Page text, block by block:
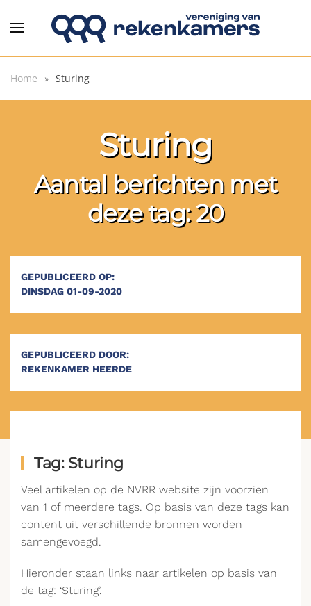
Overslaan en naar de inhoud gaan
Home Sturing
Sturing
Aantal berichten met
deze tag: 20
GEPUBLICEERD OP:
DINSDAG 01-09-2020
GEPUBLICEERD DOOR:
REKENKAMER HEERDE
Tag: Sturing
Veel artikelen op de NVRR website zijn voorzien
van 1 of meerdere tags. Op basis van deze tags kan
content uit verschillende bronnen worden
samengevoegd.
Hieronder staan links naar artikelen op basis van
de tag: ‘Sturing’.